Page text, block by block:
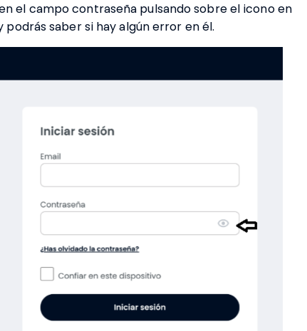
el campo contraseña pulsando sobre el icono en
saber si hay algún error en él.